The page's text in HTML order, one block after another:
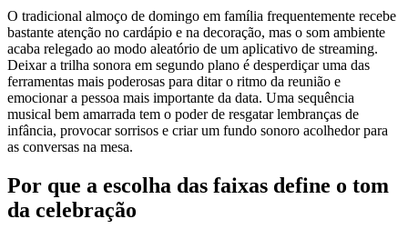
O tradicional almoço de domingo em família frequentemente recebe
bastante atenção no cardápio e na decoração, mas o som ambiente
acaba relegado ao modo aleatório de um aplicativo de streaming.
Deixar a trilha sonora em segundo plano é desperdiçar uma das
ferramentas mais poderosas para ditar o ritmo da reunião e
emocionar a pessoa mais importante da data. Uma sequência
musical bem amarrada tem o poder de resgatar lembranças de
infância, provocar sorrisos e criar um fundo sonoro acolhedor para
as conversas na mesa.
Por que a escolha das faixas define o tom
da celebração